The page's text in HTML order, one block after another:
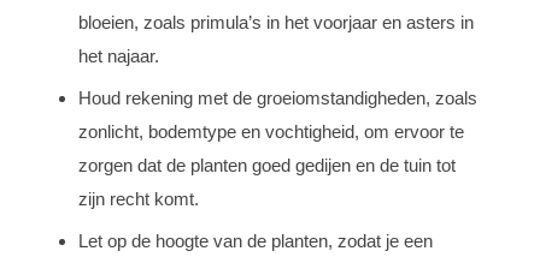
bloeien, zoals primula’s in het voorjaar en asters in
het najaar.
Houd rekening met de groeiomstandigheden, zoals
zonlicht, bodemtype en vochtigheid, om ervoor te
zorgen dat de planten goed gedijen en de tuin tot
zijn recht komt.
Let op de hoogte van de planten, zodat je een